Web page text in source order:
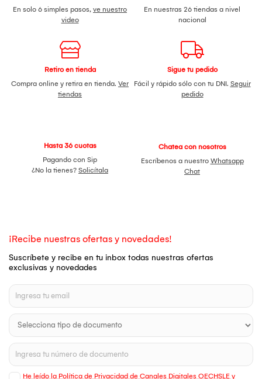
En solo 6 simples pasos, ve nuestro
video
En nuestras 26 tiendas a nivel
nacional
Retiro en tienda
Compra online y retira en tienda. Ver
tiendas
Sigue tu pedido
Fácil y rápido sólo con tu DNI. Seguir
pedido
Hasta 36 cuotas
Pagando con Sip
¿No la tienes? Solicítala
Chatea con nosotros
Escríbenos a nuestro Whatsapp
Chat
¡Recibe nuestras ofertas y novedades!
Suscríbete y recibe en tu inbox todas nuestras ofertas
exclusivas y novedades
He leído la Política de Privacidad de Canales Digitales OECHSLE y